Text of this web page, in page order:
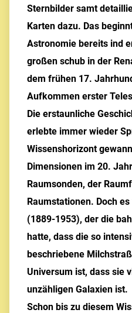
Sternbilder samt
Karten dazu. Das
Astronomie bereits ind
großen schub in der
dem frühen 17.
Aufkommen erster
Die erstaunliche
erlebte immer wieder
Wissenshorizont
Dimensionen im 20.
Raumsonden, der
Raumstationen. Doch
(1889-1953), der die
hatte, dass die so
beschriebene
Universum ist, dass sie
unzähligen Galaxien ist.
Schon bis zu diesem